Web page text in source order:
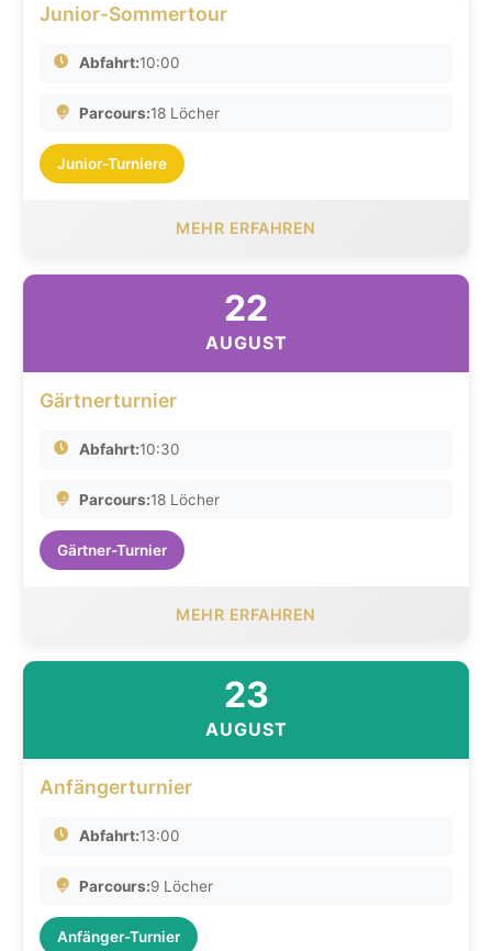
Junior-Sommertour
Abfahrt:10:00
Parcours:18 Löcher
Junior-Turniere
MEHR ERFAHREN
22
AUGUST
Gärtnerturnier
Abfahrt:10:30
Parcours:18 Löcher
Gärtner-Turnier
MEHR ERFAHREN
23
AUGUST
Anfängerturnier
Abfahrt:13:00
Parcours:9 Löcher
Anfänger-Turnier